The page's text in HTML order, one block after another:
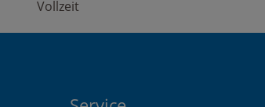
Vollzeit